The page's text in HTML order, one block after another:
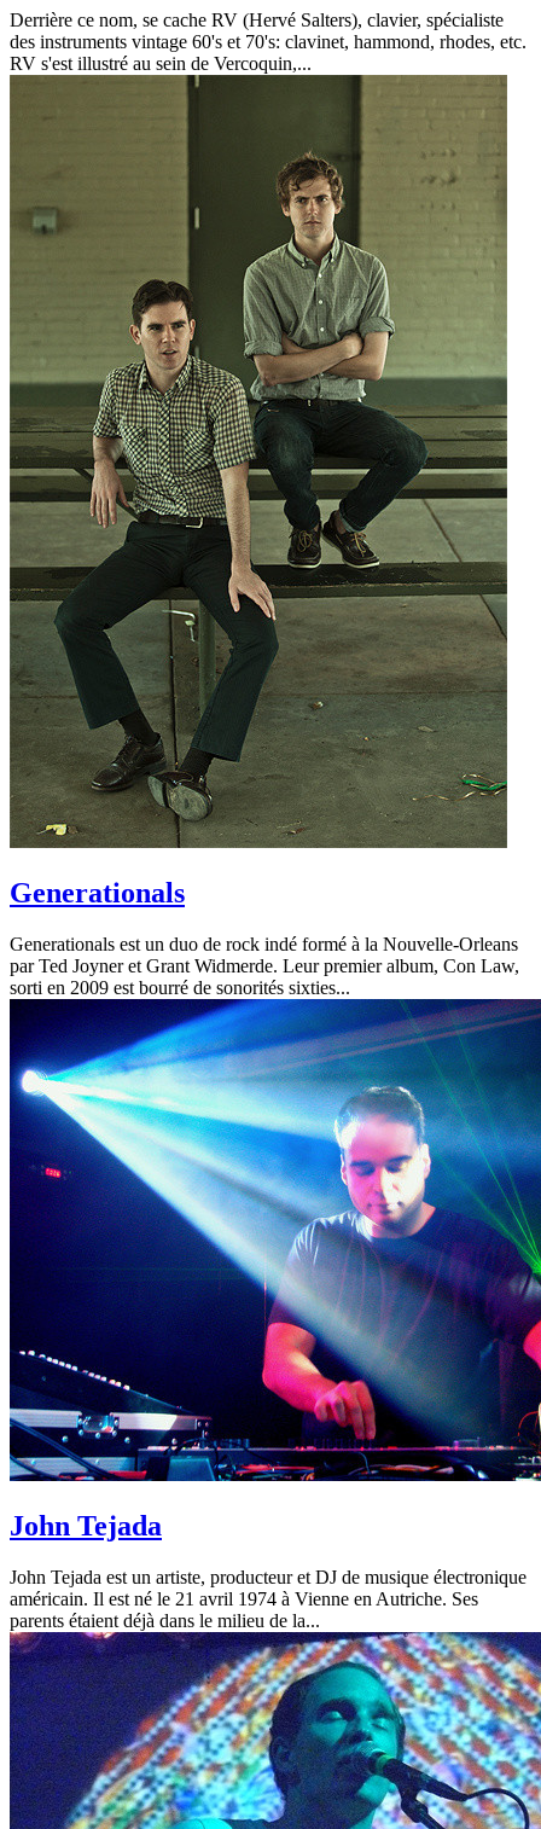
Derrière ce nom, se cache RV (Hervé Salters), clavier, spécialiste
des instruments vintage 60's et 70's: clavinet, hammond, rhodes, etc.
RV s'est illustré au sein de Vercoquin,...
Generationals
Generationals est un duo de rock indé formé à la Nouvelle-Orleans
par Ted Joyner et Grant Widmerde. Leur premier album, Con Law,
sorti en 2009 est bourré de sonorités sixties...
John Tejada
John Tejada est un artiste, producteur et DJ de musique électronique
américain. Il est né le 21 avril 1974 à Vienne en Autriche. Ses
parents étaient déjà dans le milieu de la...